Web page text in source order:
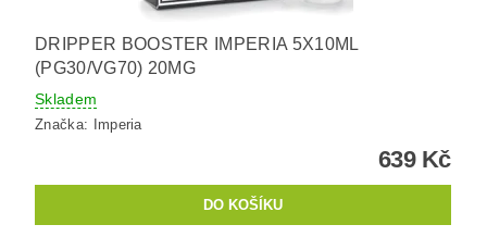
DRIPPER BOOSTER IMPERIA 5X10ML
(PG30/VG70) 20MG
Skladem
Značka: Imperia
639 Kč